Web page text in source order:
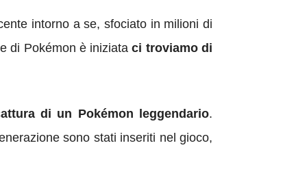
intorno a se, sfociato in milioni di
di Pokémon è iniziata ci troviamo di
di un Pokémon leggendario.
sono stati inseriti nel gioco,